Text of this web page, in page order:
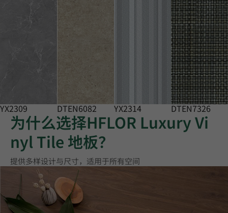
YX2309 DTEN6082 YX2314 DTEN7326
为什么选择HFLOR Luxury Vi
nyl Tile 地板？
提供多样设计与尺寸，适用于所有空间